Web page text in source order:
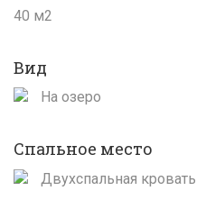
40 м2
Вид
На озеро
Спальное место
Двухспальная кровать